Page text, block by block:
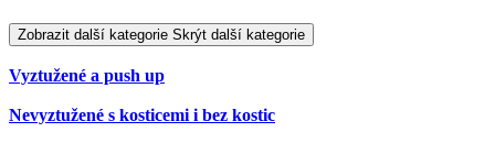
Zobrazit další kategorie Skrýt další kategorie
Vyztužené a push up
Nevyztužené s kosticemi i bez kostic